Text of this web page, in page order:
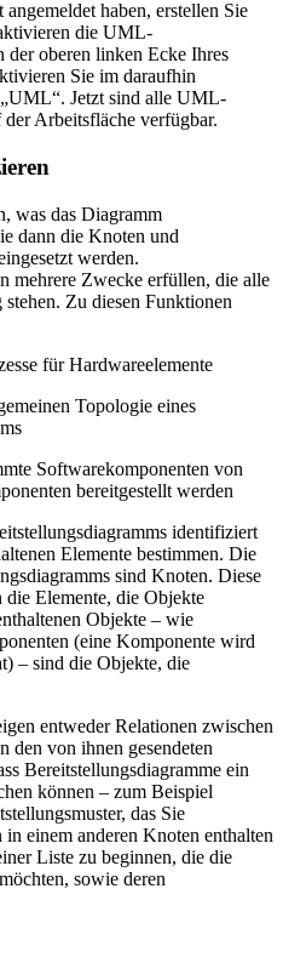
haben, erstellen Sie
die UML-
oberen linken Ecke Ihres
Sie im daraufhin
Jetzt sind alle UML-
Arbeitsfläche verfügbar.
was das Diagramm
dann die Knoten und
werden.
mehrere Zwecke erfüllen, die alle
Zu diesen Funktionen
für Hardwareelemente
Topologie eines
Softwarekomponenten von
bereitgestellt werden
identifiziert
Elemente bestimmen. Die
sind Knoten. Diese
Elemente, die Objekte
Objekte – wie
(eine Komponente wird
– sind die Objekte, die
entweder Relationen zwischen
den von ihnen gesendeten
Bereitstellungsdiagramme ein
können – zum Beispiel
das Sie
einem anderen Knoten enthalten
Liste zu beginnen, die die
sowie deren